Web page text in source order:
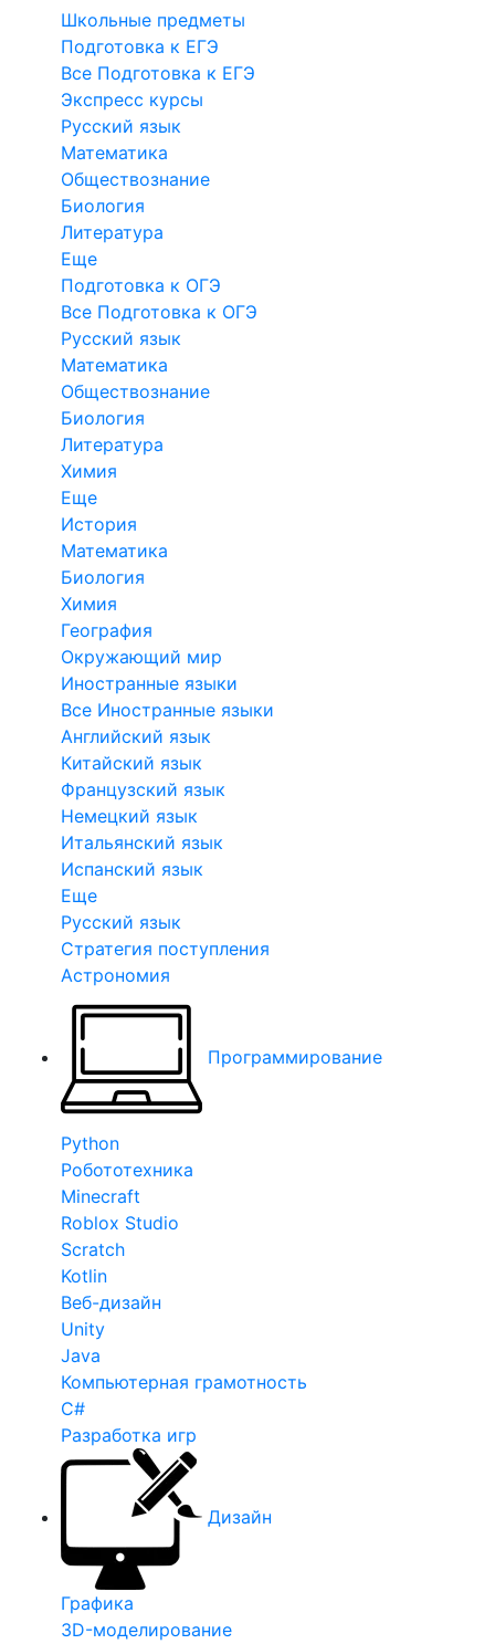
Школьные предметы
Подготовка к ЕГЭ
Все Подготовка к ЕГЭ
Экспресс курсы
Русский язык
Математика
Обществознание
Биология
Литература
Еще
Подготовка к ОГЭ
Все Подготовка к ОГЭ
Русский язык
Математика
Обществознание
Биология
Литература
Химия
Еще
История
Математика
Биология
Химия
География
Окружающий мир
Иностранные языки
Все Иностранные языки
Английский язык
Китайский язык
Французский язык
Немецкий язык
Итальянский язык
Испанский язык
Еще
Русский язык
Стратегия поступления
Астрономия
Программирование
Python
Робототехника
Minecraft
Roblox Studio
Scratch
Kotlin
Веб-дизайн
Unity
Java
Компьютерная грамотность
C#
Разработка игр
Дизайн
Графика
3D-моделирование